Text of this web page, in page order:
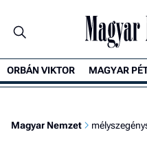
ORBÁN VIKTOR MAGYAR
Magyar Nemzet